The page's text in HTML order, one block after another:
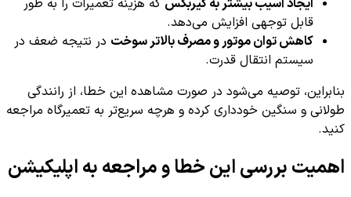
قابل توجهی افزایش می‌دهد.
کاهش توان موتور و مصرف بالاتر سوخت در نتیجه ضعف در
سیستم انتقال قدرت.
بنابراین، توصیه می‌شود در صورت مشاهده این خطا، از رانندگی
طولانی و سنگین خودداری کرده و هرچه سریع‌تر به تعمیرگاه مراجعه
کنید.
اهمیت بررسی این خطا و مراجعه به اپلیکیشن